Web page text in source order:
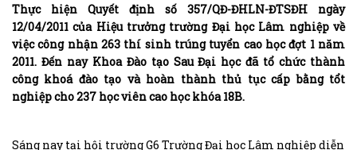
Thực hiện Quyết định số 357/QĐ-ĐHLN-ĐTSĐH ngày
12/04/2011 của Hiệu trưởng trường Đại học Lâm nghiệp về
việc công nhận 263 thí sinh trúng tuyển cao học đợt 1 năm
2011. Đến nay Khoa Đào tạo Sau Đại học đã tổ chức thành
công khoá đào tạo và hoàn thành thủ tục cấp bằng tổt
nghiệp cho 237 học viên cao học khóa 18B.
Sáng nay tại hội trường G6 Trường Đại học Lâm nghiệp diễn